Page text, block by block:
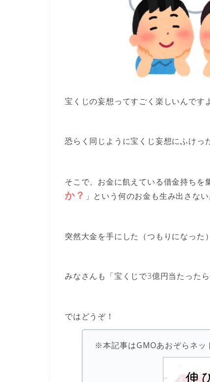
宝くじの妄想ってすごく楽しいんです
恐らく同じように宝くじ妄想にふけっ
そこで、お金に飢えている借金持ちを
か？ 」という 何のお金も生み出さな
突然大金を手にした（つもりになった
みなさんも「宝くじで3億円当たった
ではどうぞ！
※本記事はGMOあおぞらネッ